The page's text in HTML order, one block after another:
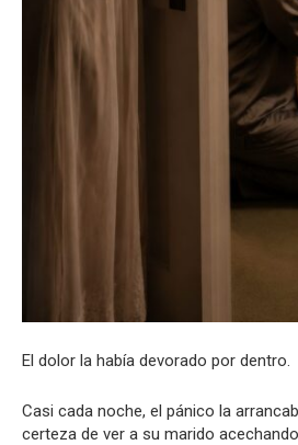
El dolor la había devorado por dentro.
Casi cada noche, el pánico la
certeza de ver a su marido